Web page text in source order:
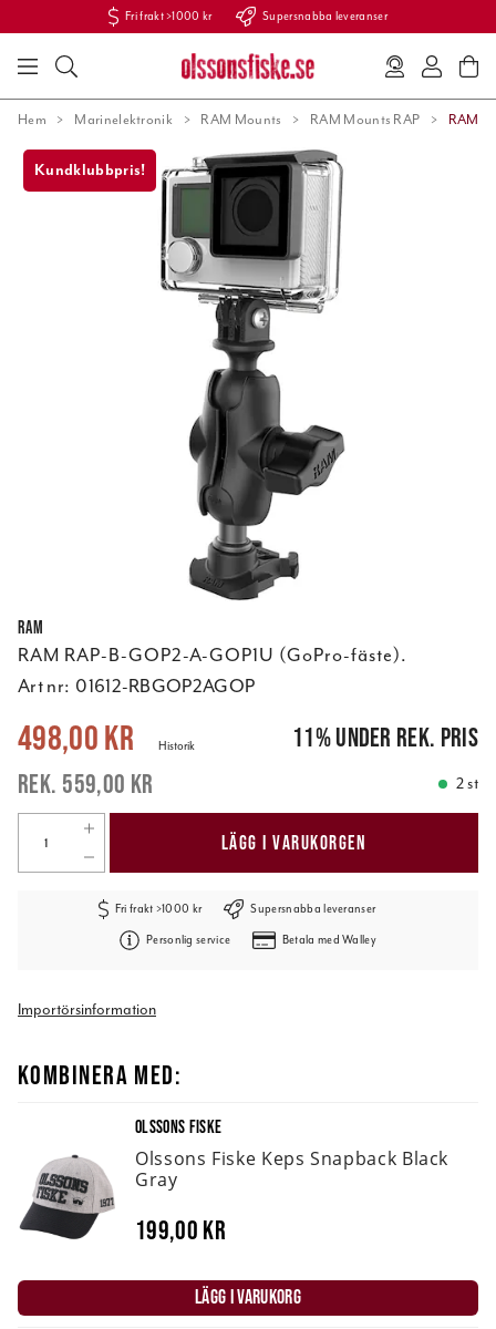
Fri frakt >1000 kr Supersnabba leveranser
Hem Marinelektronik RAM Mounts RAM Mounts RAP RAM
Kundklubbpris!
RAM
RAM RAP-B-GOP2-A-GOP1U (GoPro-fäste).
Art nr: 01612-RBGOP2AGOP
Nuvarande pris:498,00 kr 559,00 kr
498,00 kr
559,00 kr
Historik 11%under rek. pris
2 st
LÄGG I VARUKORGEN
Fri frakt >1000 kr Supersnabba leveranser
Personlig service Betala med Walley
Importörsinformation
KOMBINERA MED:
OLSSONS FISKE
Olssons Fiske Keps Snapback Black
Gray
199,00 kr
LÄGG I VARUKORG